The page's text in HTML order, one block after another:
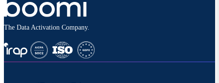
The Data Activation Company.